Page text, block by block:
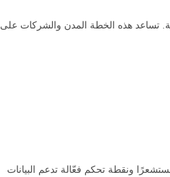
تساعد هذه الخطة المدن والشركات على
ونقطة تحكم فعّالة تدعم البيانات